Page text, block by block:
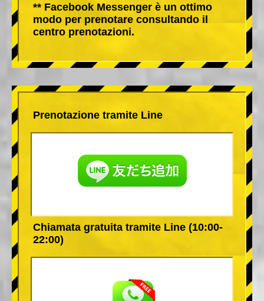
** Facebook Messenger è un ottimo
modo per prenotare consultando il
centro prenotazioni.
Prenotazione tramite Line
Chiamata gratuita tramite Line (10:00-
22:00)